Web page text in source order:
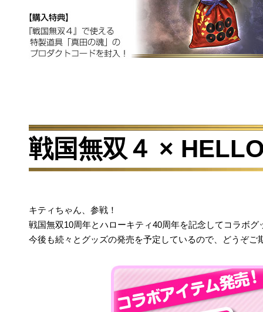
戦国無双４ ×
キティちゃん、参戦！
戦国無双10周年とハローキティ40周年を記念してコラボグ
今後も続々とグッズの発売を予定しているので、どうぞご